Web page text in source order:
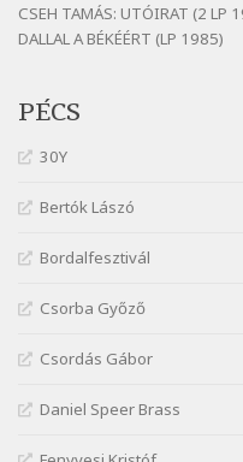
Fenyvesi Béla:
Szélkiáltó
Szélkiáltó
Galambosi László:
Győri László:
Szélkiáltó
török ellen hadba
Janus Pannonius:
Szélkiáltó
CSEH TAMÁS: UTÓIRAT (2 LP
DALLAL A BÉKÉÉRT (LP 1985)
PÉCS
30Y
Bertók Lászó
Bordalfesztivál
Csorba Győző
Csordás Gábor
Daniel Speer Brass